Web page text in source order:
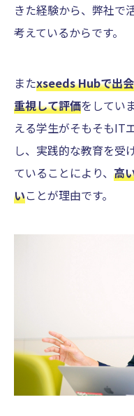
きた経験から、弊社で
考えているからです。
またxseeds Hubで出
重視して評価をしてい
える学生がそもそもIT
し、実践的な教育を受
ていることにより、 高
いことが理由です。